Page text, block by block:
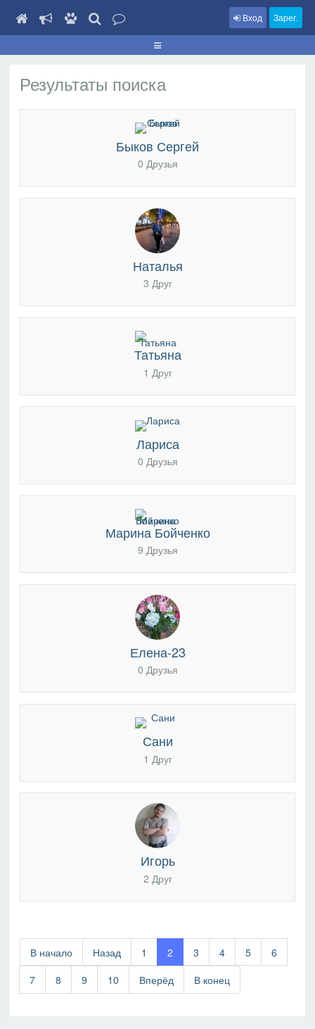
Вход Зарег.
Результаты поиска
Быков Сергей
0 Друзья
Наталья
3 Друг
Татьяна
1 Друг
Лариса
0 Друзья
Марина Бойченко
9 Друзья
Елена-23
0 Друзья
Сани
1 Друг
Игорь
2 Друг
В начало Назад 1 2 3 4 5
6
7
8 9 10 Вперёд В конец